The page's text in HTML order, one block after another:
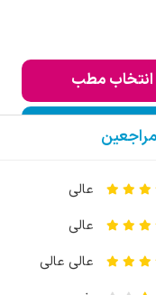
انتخاب مطب
به لیست من
عالی
عالی
عالی عالی